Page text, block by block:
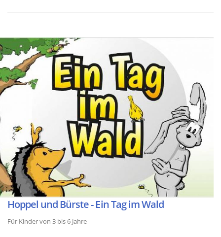
Hoppel und Bürste - Ein Tag im Wald
Für Kinder von 3 bis 6 Jahre